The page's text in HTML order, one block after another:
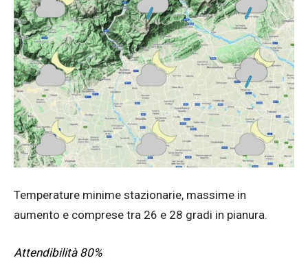
Temperature minime stazionarie, massime in
aumento e comprese tra 26 e 28 gradi in pianura.
Attendibilità 80%